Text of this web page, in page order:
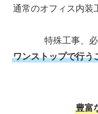
通常のオフィス内装
特殊工事、
ワンストップで行う
豊富